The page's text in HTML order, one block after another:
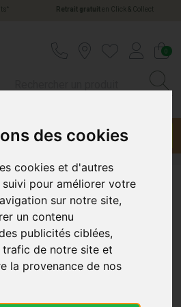
des cookies
cookies et d'autres
pour améliorer votre
sur notre site,
un contenu
publicités ciblées,
trafic de notre site et
la provenance de nos
* Retrait gratuiten Click & Collect
0
Promotions